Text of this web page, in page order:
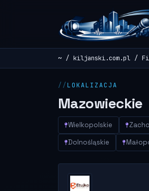
~ kiljanski.com.pl
LOKALIZACJA
Mazowieckie
Wielkopolskie
Dolnośląskie